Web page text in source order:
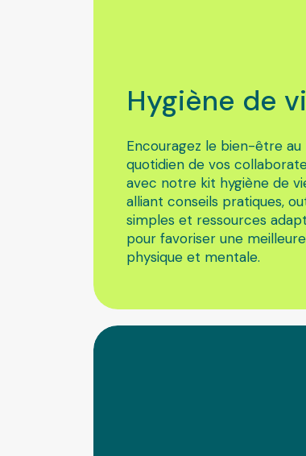
Hygiène de
Encouragez le bien-être au
quotidien de vos
avec notre kit hygiène de
alliant conseils pratiques,
simples et ressources
pour favoriser une
physique et mentale.